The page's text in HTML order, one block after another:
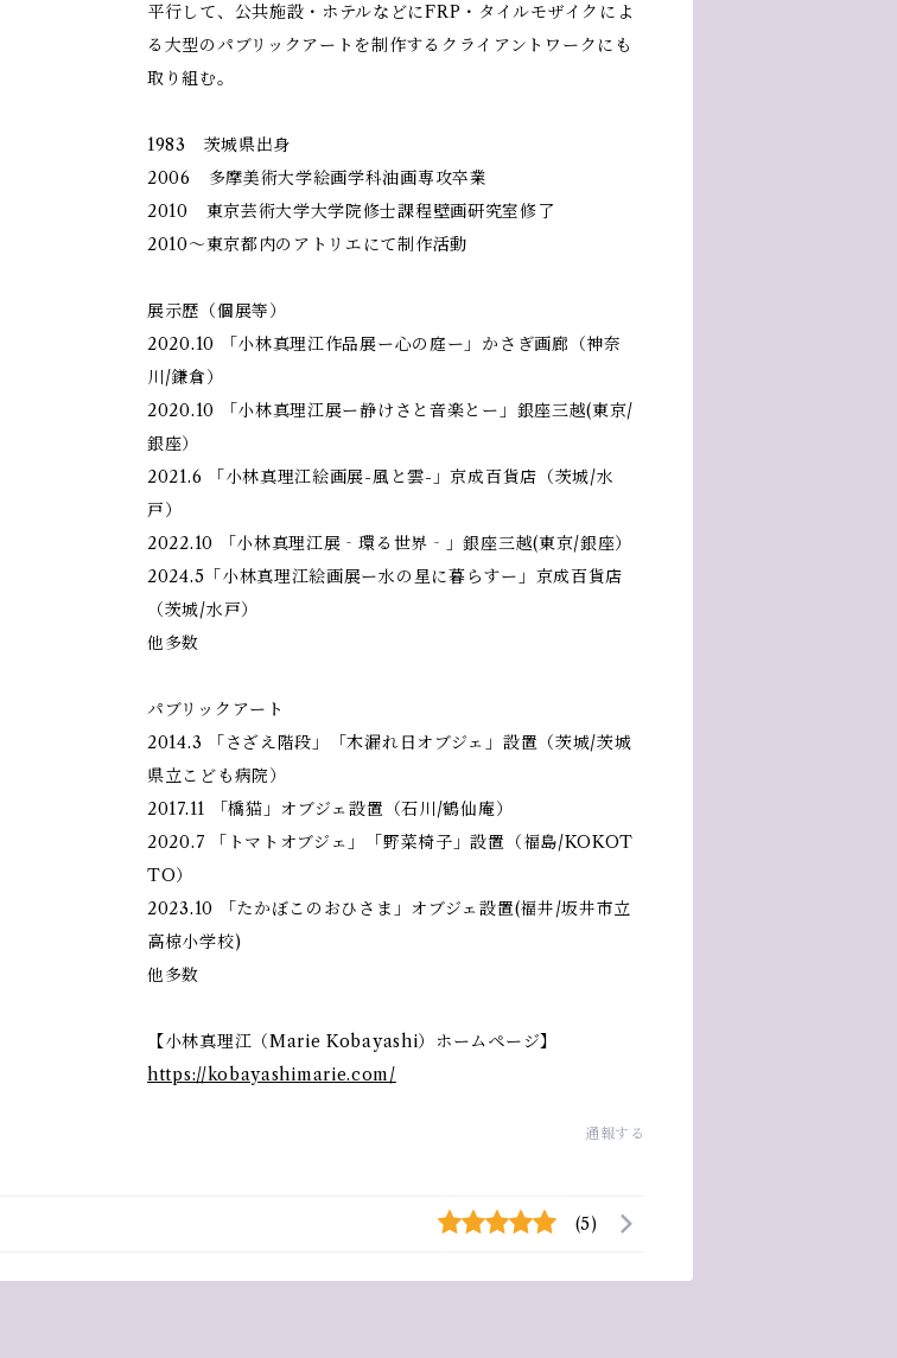
平行して、公共施設・ホテルなどにFRP・タイルモザイクによ
る大型のパブリックアートを制作するクライアントワークにも
取り組む。
1983 茨城県出身
2006 多摩美術大学絵画学科油画専攻卒業
2010 東京芸術大学大学院修士課程壁画研究室修了
2010～東京都内のアトリエにて制作活動
展示歴（個展等）
2020.10 「小林真理江作品展ー心の庭ー」かさぎ画廊（神奈
川/鎌倉）
2020.10 「小林真理江展ー静けさと音楽とー」銀座三越(東京/
銀座）
2021.6 「小林真理江絵画展-風と雲-」京成百貨店（茨城/水
戸）
2022.10 「小林真理江展‐環る世界‐」銀座三越(東京/銀座）
2024.5「小林真理江絵画展ー水の星に暮らすー」京成百貨店
（茨城/水戸）
他多数
パブリックアート
2014.3 「さざえ階段」「木漏れ日オブジェ」設置（茨城/茨城
県立こども病院）
2017.11 「橋猫」オブジェ設置（石川/鶴仙庵）
2020.7 「トマトオブジェ」「野菜椅子」設置（福島/KOKOT
TO）
2023.10 「たかぼこのおひさま」オブジェ設置(福井/坂井市立
高椋小学校)
他多数
【小林真理江（Marie Kobayashi）ホームページ】
https://kobayashimarie.com/
通報する
(5)